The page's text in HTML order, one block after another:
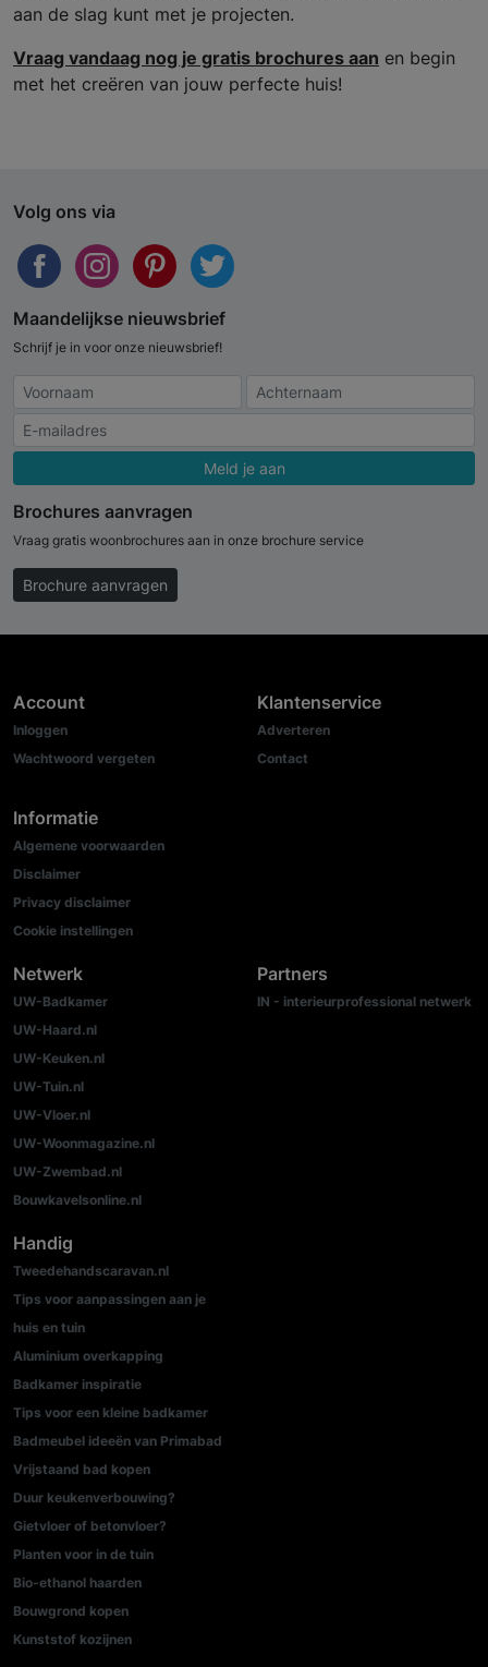
aan de slag kunt met je projecten.
Vraag vandaag nog je gratis brochures aan en begin
met het creëren van jouw perfecte huis!
Volg ons via
Maandelijkse nieuwsbrief
Schrijf je in voor onze nieuwsbrief!
Meld je aan
Brochures aanvragen
Vraag gratis woonbrochures aan in onze brochure service
Brochure aanvragen
Account
Inloggen
Wachtwoord vergeten
Informatie
Algemene voorwaarden
Disclaimer
Privacy disclaimer
Cookie instellingen
Klantenservice
Adverteren
Contact
Netwerk
UW-Badkamer
UW-Haard.nl
UW-Keuken.nl
UW-Tuin.nl
UW-Vloer.nl
UW-Woonmagazine.nl
UW-Zwembad.nl
Bouwkavelsonline.nl
Partners
IN - interieurprofessional netwerk
Handig
Tweedehandscaravan.nl
Tips voor aanpassingen aan je
huis en tuin
Aluminium overkapping
Badkamer inspiratie
Tips voor een kleine badkamer
Badmeubel ideeën van Primabad
Vrijstaand bad kopen
Duur keukenverbouwing?
Gietvloer of betonvloer?
Planten voor in de tuin
Bio-ethanol haarden
Bouwgrond kopen
Kunststof kozijnen